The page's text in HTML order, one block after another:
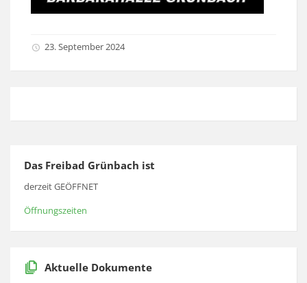
23. September 2024
Das Freibad Grünbach ist
derzeit GEÖFFNET
Öffnungszeiten
Aktuelle Dokumente